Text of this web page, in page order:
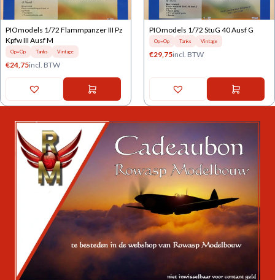
PIOmodels 1/72 Flammpanzer III Pz
Kpfw III Ausf M
Op=Op Tanks Vintage
€24,75incl. BTW
PIOmodels 1/72 StuG 40 Ausf G
Op=Op Tanks Vintage
€29,75incl. BTW